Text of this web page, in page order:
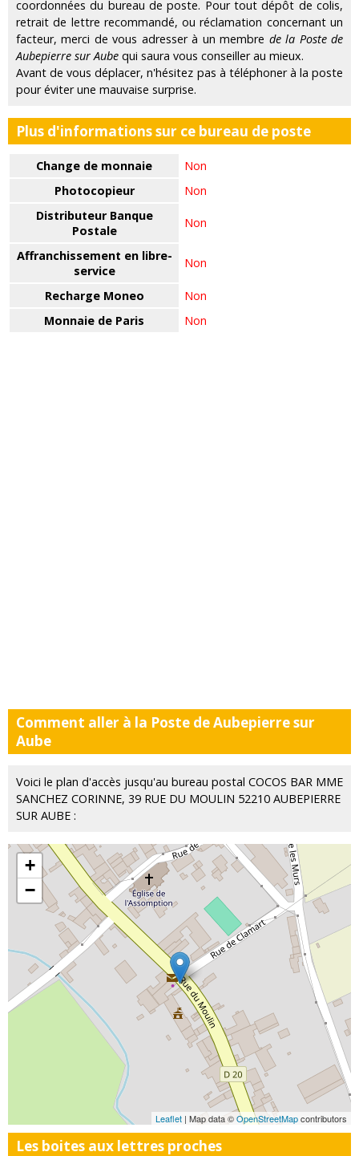
coordonnées du bureau de poste. Pour tout dépôt de colis,
retrait de lettre recommandé, ou réclamation concernant un
facteur, merci de vous adresser à un membre de la Poste de
Aubepierre sur Aube qui saura vous conseiller au mieux.
Avant de vous déplacer, n'hésitez pas à téléphoner à la poste
pour éviter une mauvaise surprise.
Plus d'informations sur ce bureau de poste
Change de monnaie
Non
Photocopieur
Non
Distributeur Banque
Postale
Non
Affranchissement en libre-
service
Non
Recharge Moneo
Non
Monnaie de Paris
Non
Comment aller à la Poste de Aubepierre sur
Aube
Voici le plan d'accès jusqu'au bureau postal COCOS BAR MME
SANCHEZ CORINNE, 39 RUE DU MOULIN 52210 AUBEPIERRE
SUR AUBE :
+
−
Leaflet | Map data ©OpenStreetMapcontributors
Les boites aux lettres proches